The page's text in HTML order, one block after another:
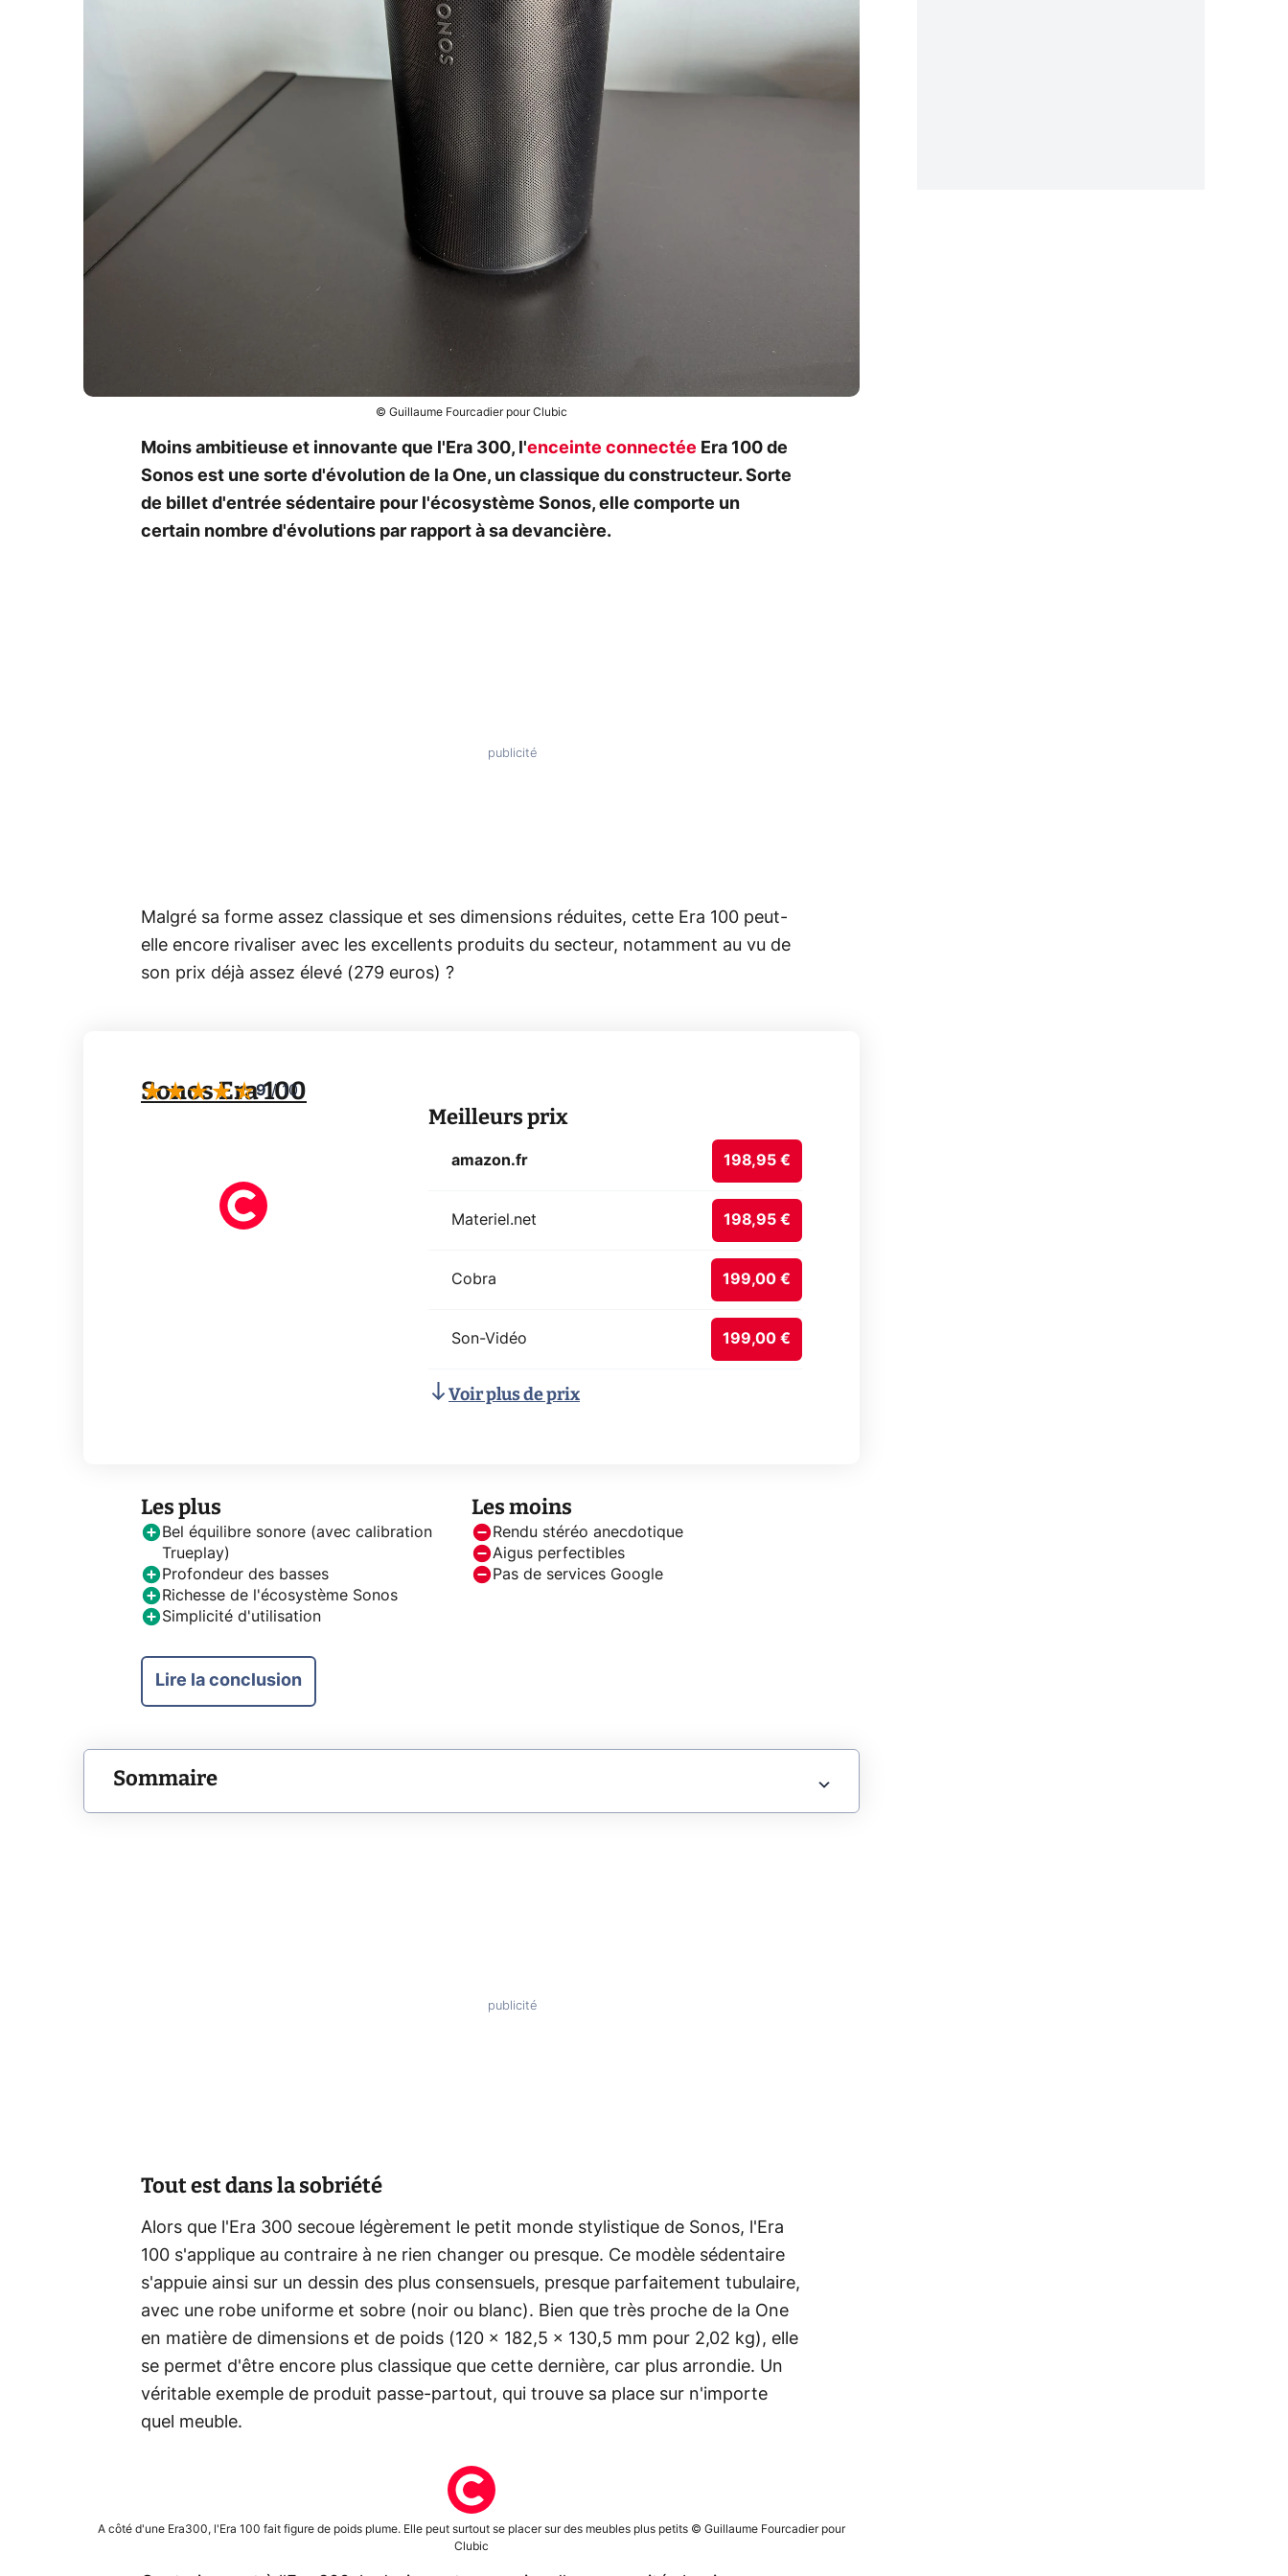
© Guillaume Fourcadier pour Clubic
Moins ambitieuse et innovante que l'Era 300, l'enceinte connectée Era 100 de
Sonos est une sorte d'évolution de la One, un classique du constructeur. Sorte
de billet d'entrée sédentaire pour l'écosystème Sonos, elle comporte un
certain nombre d'évolutions par rapport à sa devancière.
Malgré sa forme assez classique et ses dimensions réduites, cette Era 100 peut-
elle encore rivaliser avec les excellents produits du secteur, notamment au vu de
son prix déjà assez élevé (279 euros) ?
Sonos Era 100
9/10
Meilleurs prix
amazon.fr 198,95 €
Materiel.net 198,95 €
Cobra 199,00 €
Son-Vidéo 199,00 €
Voir plus de prix
Les plus
Bel équilibre sonore (avec calibration
Trueplay)
Profondeur des basses
Richesse de l'écosystème Sonos
Simplicité d'utilisation
Les moins
Rendu stéréo anecdotique
Aigus perfectibles
Pas de services Google
Lire la conclusion
Sommaire
Tout est dans la sobriété
Alors que l'Era 300 secoue légèrement le petit monde stylistique de Sonos, l'Era
100 s'applique au contraire à ne rien changer ou presque. Ce modèle sédentaire
s'appuie ainsi sur un dessin des plus consensuels, presque parfaitement tubulaire,
avec une robe uniforme et sobre (noir ou blanc). Bien que très proche de la One
en matière de dimensions et de poids (120 × 182,5 × 130,5 mm pour 2,02 kg), elle
se permet d'être encore plus classique que cette dernière, car plus arrondie. Un
véritable exemple de produit passe-partout, qui trouve sa place sur n'importe
quel meuble.
A côté d'une Era300, l'Era 100 fait figure de poids plume. Elle peut surtout se placer sur des meubles plus petits © Guillaume Fourcadier pour
Clubic